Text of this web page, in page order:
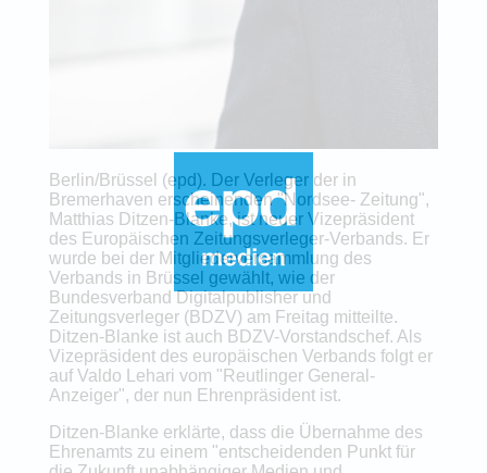
Berlin/Brüssel (epd). Der Verleger der in
Bremerhaven erscheinenden "Nordsee- Zeitung",
Matthias Ditzen-Blanke, ist neuer Vizepräsident
des Europäischen Zeitungsverleger-Verbands. Er
wurde bei der Mitgliederversammlung des
Verbands in Brüssel gewählt, wie der
Bundesverband Digitalpublisher und
Zeitungsverleger (BDZV) am Freitag mitteilte.
Ditzen-Blanke ist auch BDZV-Vorstandschef. Als
Vizepräsident des europäischen Verbands folgt er
auf Valdo Lehari vom "Reutlinger General-
Anzeiger", der nun Ehrenpräsident ist.
Ditzen-Blanke erklärte, dass die Übernahme des
Ehrenamts zu einem "entscheidenden Punkt für